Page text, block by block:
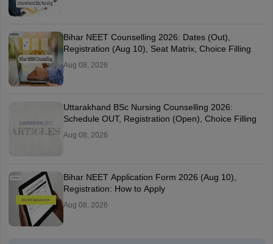
Bihar NEET Counselling 2026: Dates (Out),
Registration (Aug 10), Seat Matrix, Choice Filling
Aug 08, 2026
Uttarakhand BSc Nursing Counselling 2026:
Schedule OUT, Registration (Open), Choice Filling
Aug 08, 2026
Bihar NEET Application Form 2026 (Aug 10),
Registration: How to Apply
Aug 08, 2026